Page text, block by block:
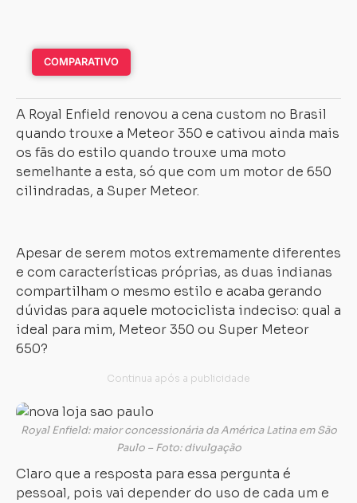
COMPARATIVO
A Royal Enfield renovou a cena custom no Brasil
quando trouxe a Meteor 350 e cativou ainda mais
os fãs do estilo quando trouxe uma moto
semelhante a esta, só que com um motor de 650
cilindradas, a Super Meteor.
Apesar de serem motos extremamente diferentes
e com características próprias, as duas indianas
compartilham o mesmo estilo e acaba gerando
dúvidas para aquele motociclista indeciso: qual a
ideal para mim, Meteor 350 ou Super Meteor
650?
Royal Enfield: maior concessionária da América Latina em São
Paulo – Foto: divulgação
Claro que a resposta para essa pergunta é
pessoal, pois vai depender do uso de cada um e